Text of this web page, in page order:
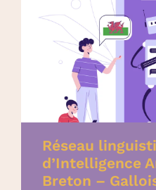
Réseau
d’Intelligence
Breton –